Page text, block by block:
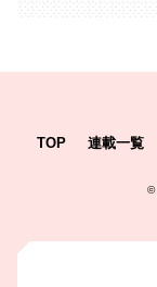
TOP 連載一覧
©